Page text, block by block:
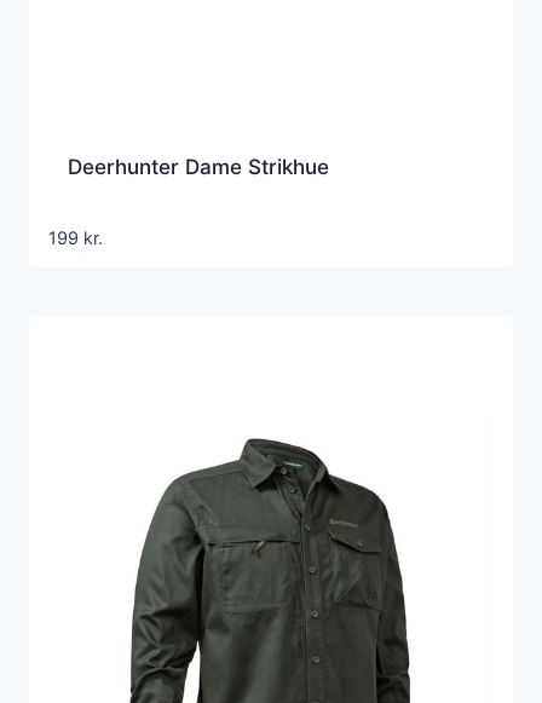
Deerhunter Dame Strikhue
199 kr.